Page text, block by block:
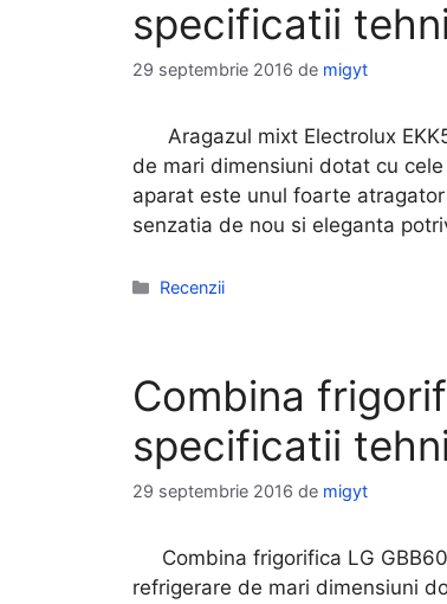
specificatii
29 septembrie 2016 de migyt
Aragazul mixt Electrolux
de mari dimensiuni dotat cu
aparat este unul foarte
senzatia de nou si eleganta
Categorii
Recenzii
Combina
specificatii
29 septembrie 2016 de migyt
Combina frigorifica LG
refrigerare de mari dimensiuni